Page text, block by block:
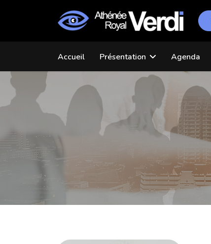
Accueil Présentation Agenda